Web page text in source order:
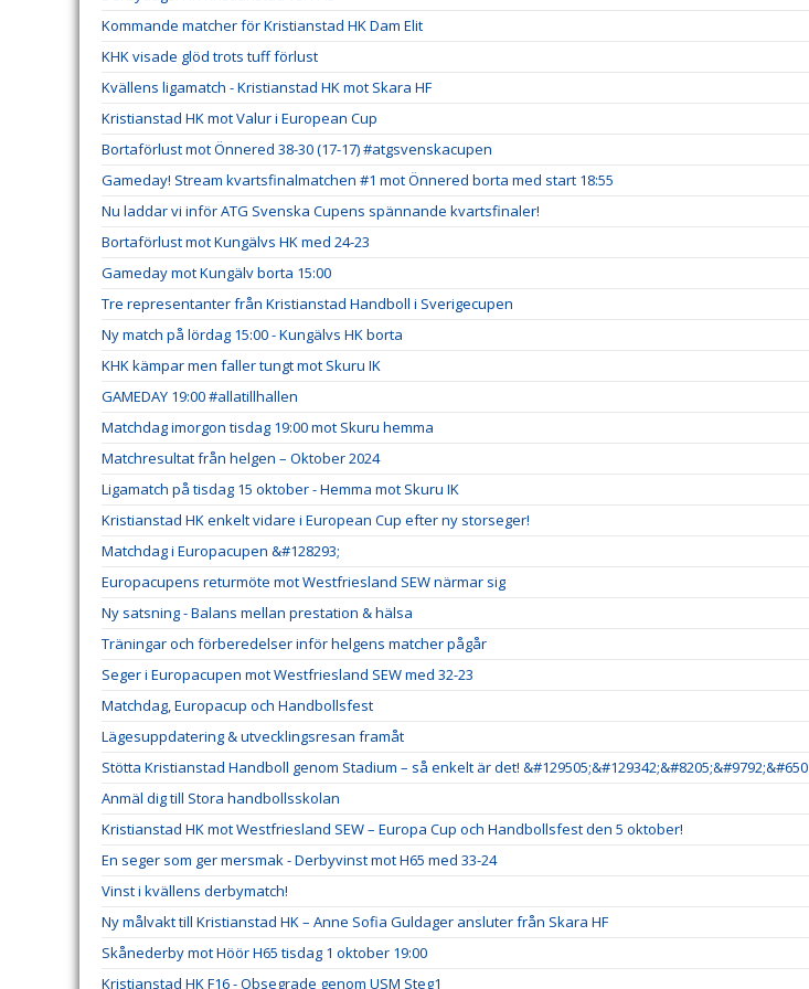
Kommande matcher för Kristianstad HK Dam Elit
KHK visade glöd trots tuff förlust
Kvällens ligamatch - Kristianstad HK mot Skara HF
Kristianstad HK mot Valur i European Cup
Bortaförlust mot Önnered 38-30 (17-17) #atgsvenskacupen
Gameday! Stream kvartsfinalmatchen #1 mot Önnered borta med start 18:55
Nu laddar vi inför ATG Svenska Cupens spännande kvartsfinaler!
Bortaförlust mot Kungälvs HK med 24-23
Gameday mot Kungälv borta 15:00
Tre representanter från Kristianstad Handboll i Sverigecupen
Ny match på lördag 15:00 - Kungälvs HK borta
KHK kämpar men faller tungt mot Skuru IK
GAMEDAY 19:00 #allatillhallen
Matchdag imorgon tisdag 19:00 mot Skuru hemma
Matchresultat från helgen – Oktober 2024
Ligamatch på tisdag 15 oktober - Hemma mot Skuru IK
Kristianstad HK enkelt vidare i European Cup efter ny storseger!
Matchdag i Europacupen &#128293;
Europacupens returmöte mot Westfriesland SEW närmar sig
Ny satsning - Balans mellan prestation & hälsa
Träningar och förberedelser inför helgens matcher pågår
Seger i Europacupen mot Westfriesland SEW med 32-23
Matchdag, Europacup och Handbollsfest
Lägesuppdatering & utvecklingsresan framåt
Stötta Kristianstad Handboll genom Stadium – så enkelt är det! &#129505;&#129342;&#8205;&#9792;&#650
Anmäl dig till Stora handbollsskolan
Kristianstad HK mot Westfriesland SEW – Europa Cup och Handbollsfest den 5 oktober!
En seger som ger mersmak - Derbyvinst mot H65 med 33-24
Vinst i kvällens derbymatch!
Ny målvakt till Kristianstad HK – Anne Sofia Guldager ansluter från Skara HF
Skånederby mot Höör H65 tisdag 1 oktober 19:00
Kristianstad HK F16 - Obsegrade genom USM Steg1